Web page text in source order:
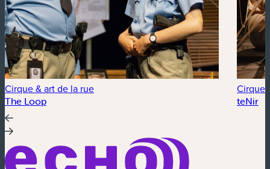
Cirque & art de la rue
The Loop
Cirque
teNir